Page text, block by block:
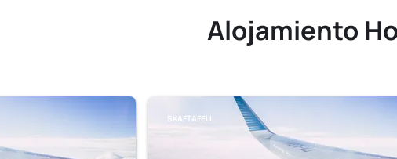
Alojamiento
SKAFTAFELL